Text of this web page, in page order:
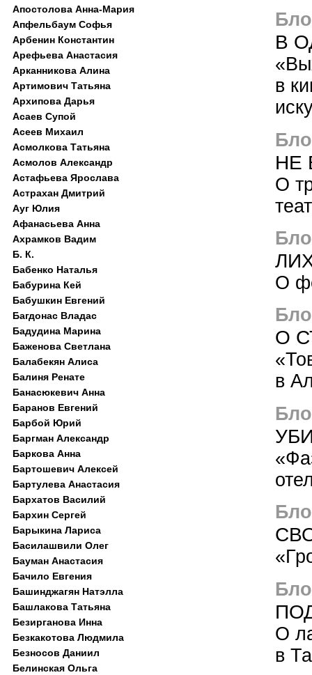
В
в
НЕ
О
О
О
в
О
в
Апостолова Анна-Мария
Апфельбаум Софья
Арбенин Константин
Арефьева Анастасия
Арканникова Алина
Артимович Татьяна
Архипова Дарья
Асаев Супой
Асеев Михаил
Асмолкова Татьяна
Асмолов Александр
Астафьева Ярослава
Астрахан Дмитрий
Ауг Юлия
Афанасьева Анна
Ахрамков Вадим
Б. К.
Бабенко Наталья
Бабурина Кей
Бабушкин Евгений
Багдонас Владас
Бадудина Марина
Баженова Светлана
Балабекян Алиса
Балиня Ренате
Банасюкевич Анна
Баранов Евгений
Барбой Юрий
Баргман Александр
Баркова Анна
Бартошевич Алексей
Бартулева Анастасия
Бархатов Василий
Бархин Сергей
Барыкина Лариса
Басилашвили Олег
Бауман Анастасия
Бачило Евгения
Башинджагян Натэлла
Башлакова Татьяна
Безирганова Инна
Безкакотова Людмила
Безносов Даниил
Белинская Ольга